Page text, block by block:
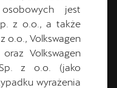
i kierownica
jest
z o.o., a także
o.o., Volkswagen
Volkswagen
Sp. z o.o. (jako
wyrażenia